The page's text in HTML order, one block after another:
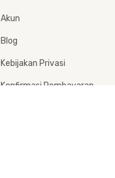
Akun
Blog
Kebijakan Privasi
Konfirmasi Pembayaran